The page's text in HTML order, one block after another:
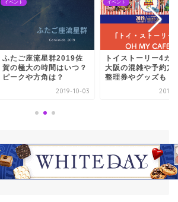
イベント
ふたご座流星群2019佐
賀の極大の時間はいつ？
ピークや方角は？
2019-10-03
イベント
トイストーリー4カ
大阪の混雑や予約方
整理券やグッズも！
2019-